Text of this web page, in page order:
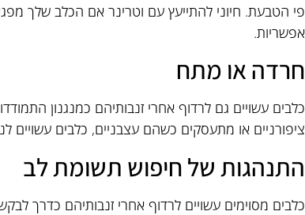
פי הטבעת. חיוני להתייעץ עם וטרינר אם הכלב שלך
אפשריות.
חרדה או מתח
כלבים עשויים גם לרדוף אחרי זנבותיהם כמנגנון
ציפורניים או מתעסקים כשהם עצבניים, כלבים
התנהגות של חיפוש תשומת לב
כלבים מסוימים עשויים לרדוף אחרי זנבותיהם כדרך